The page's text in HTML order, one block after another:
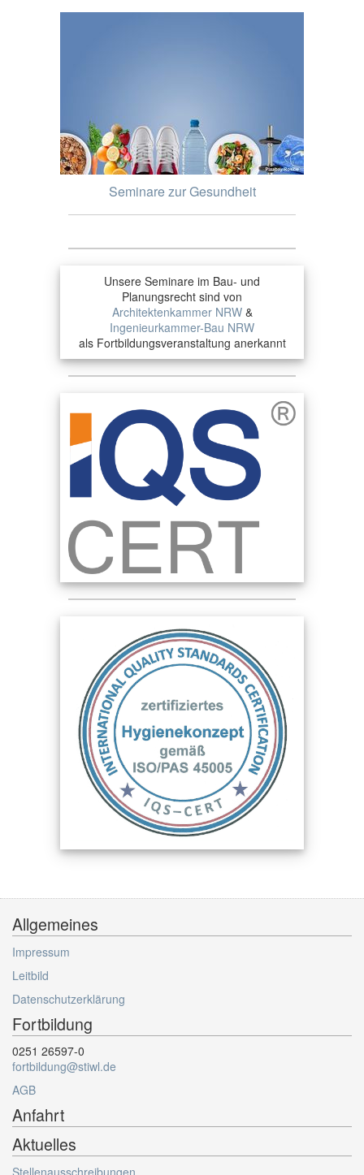
Seminare zur Gesundheit
Unsere Seminare im Bau- und
Planungsrecht sind von
Architektenkammer NRW&
Ingenieurkammer-Bau NRW
als Fortbildungsveranstaltung anerkannt
Allgemeines
Impressum
Leitbild
Datenschutzerklärung
Fortbildung
0251 26597-0
fortbildung@stiwl.de
AGB
Anfahrt
Aktuelles
Stellenausschreibungen